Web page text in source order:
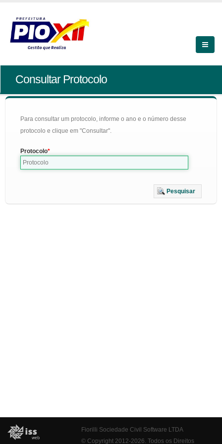
Consultar Protocolo
Para consultar um protocolo, informe o ano e o número desse
protocolo e clique em "Consultar".
Protocolo
Pesquisar
Fiorilli Sociedade Civil Software LTDA
© Copyright 2012-2026. Todos os Direitos